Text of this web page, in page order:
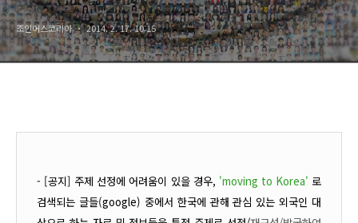
조인어스코리아 2014. 2. 17. 10:15
- [공지] 주제 선정에 어려움이 있을 경우, 'moving to Korea' 로
검색되는 글들(google) 중에서 한국에 관해 관심 있는 외국인 대